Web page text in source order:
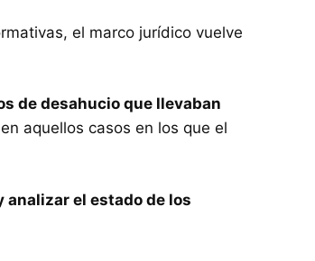
el marco jurídico vuelve
de desahucio que llevaban
en aquellos casos en los que el
analizar el estado de los